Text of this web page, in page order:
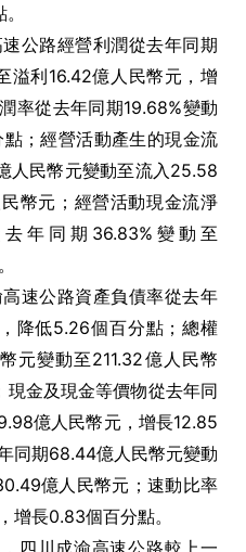
公路經營利潤從去年同期
溢利16.42億人民幣元，增
率從去年同期19.68%變動
；經營活動產生的現金流
人民幣元變動至流入25.58
幣元；經營活動現金流淨
年同期36.83%變動至
速公路資產負債率從去年
降低5.26個百分點；總權
元變動至211.32億人民幣
金及現金等價物從去年同
億人民幣元，增長12.85
同期68.44億人民幣元變動
億人民幣元；速動比率
增長0.83個百分點。
四川成渝高速公路較上一